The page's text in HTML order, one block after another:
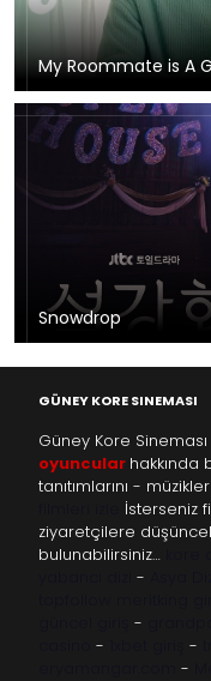
My Roommate is A
Snowdrop
GÜNEY KORE SINEMASI
Güney Kore
oyuncular hakkında
tanıtımlarını -
İsterseniz
ziyaretçilere
bulunabilirsiniz…
-
-
- -
-